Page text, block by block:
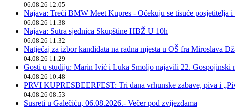
06.08.26 12:05
Najava: Treći BMW Meet Kupres - Očekuju se tisuće posjetitelja i
06.08.26 11:38
Najava: Sutra sjednica Skupštine HBŽ U 10h
06.08.26 11:32
Natječaj za izbor kandidata na radna mjesta u OŠ fra Miroslava
04.08.26 11:29
Gosti u studiju: Marin Ivić i Luka Smoljo najavili 22. Gospojinski
04.08.26 10:48
PRVI KUPRESBEERFEST: Tri dana vrhunske zabave, piva i
04.08.26 08:53
Susreti u Galečiću, 06.08.2026.- Večer pod zvijezdama